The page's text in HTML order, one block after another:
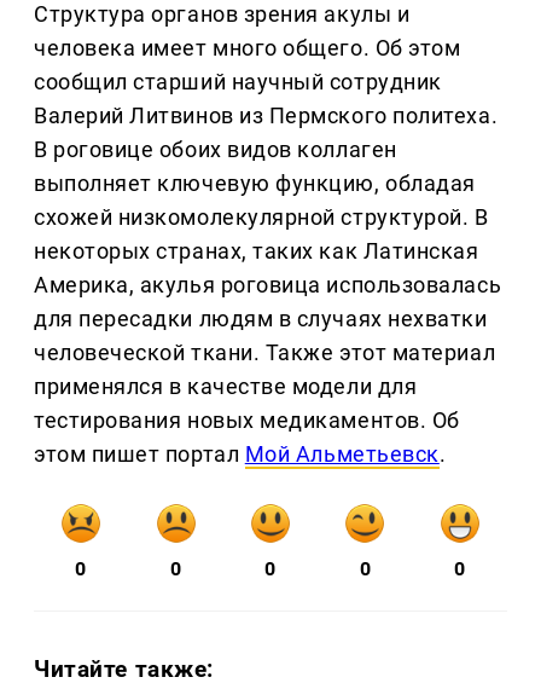
Структура органов зрения акулы и
человека имеет много общего. Об этом
сообщил старший научный сотрудник
Валерий Литвинов из Пермского политеха.
В роговице обоих видов коллаген
выполняет ключевую функцию, обладая
схожей низкомолекулярной структурой. В
некоторых странах, таких как Латинская
Америка, акулья роговица использовалась
для пересадки людям в случаях нехватки
человеческой ткани. Также этот материал
применялся в качестве модели для
тестирования новых медикаментов. Об
этом пишет портал Мой Альметьевск.
0 0 0 0 0
Читайте также: